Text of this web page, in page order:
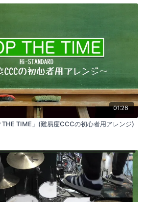
01:26
THE TIME」(難易度CCCの初心者用アレンジ)